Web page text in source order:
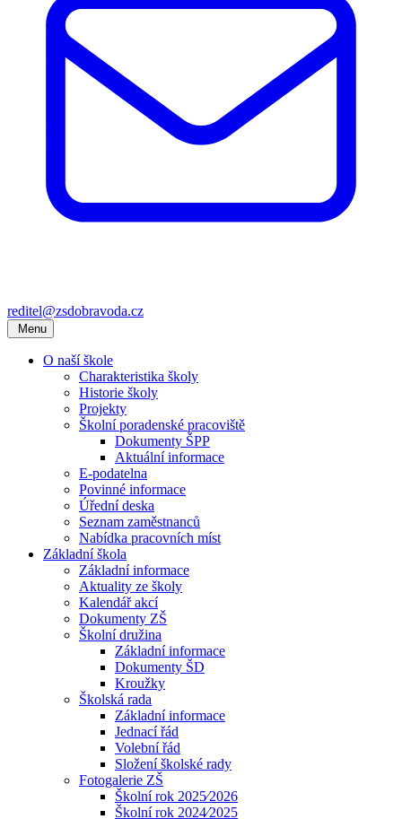
reditel@zsdobravoda.cz
Menu
O naší škole
Charakteristika školy
Historie školy
Projekty
Školní poradenské pracoviště
Dokumenty ŠPP
Aktuální informace
E-podatelna
Povinné informace
Úřední deska
Seznam zaměstnanců
Nabídka pracovních míst
Základní škola
Základní informace
Aktuality ze školy
Kalendář akcí
Dokumenty ZŠ
Školní družina
Základní informace
Dokumenty ŠD
Kroužky
Školská rada
Základní informace
Jednací řád
Volební řád
Složení školské rady
Fotogalerie ZŠ
Školní rok 2025⁄2026
Školní rok 2024⁄2025